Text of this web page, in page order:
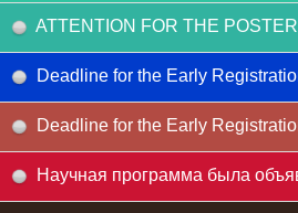
ATTENTION FOR THE
Deadline for the Early
Deadline for the Early
Научная программа была